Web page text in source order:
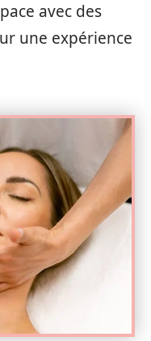
avec des
une expérience